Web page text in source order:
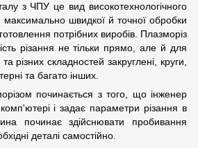
з ЧПУ це вид високотехнологічного
максимально швидкої й точної обробки
потрібних виробів. Плазморіз
різання не тільки прямо, але й для
різних складностей закруглені, круги,
та багато інших.
починається з того, що інженер
і задає параметри різання в
починає здійснювати пробивання
деталі самостійно.